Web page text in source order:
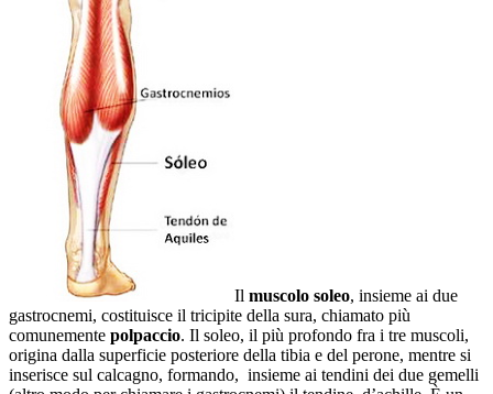
Il muscolo soleo, insieme ai due
gastrocnemi, costituisce il tricipite della sura, chiamato più
comunemente polpaccio. Il soleo, il più profondo fra i tre muscoli,
origina dalla superficie posteriore della tibia e del perone, mentre si
inserisce sul calcagno, formando, insieme ai tendini dei due gemelli